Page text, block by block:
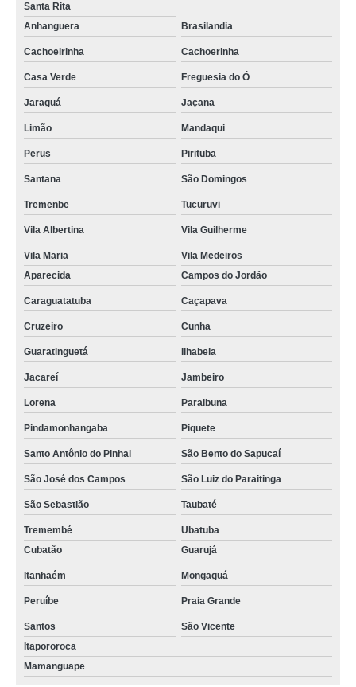
Santa Rita
Anhanguera
Brasilandia
Cachoeirinha Cachoerinha
Casa Verde Freguesia do Ó
Jaraguá Jaçana
Limão Mandaqui
Perus Pirituba
Santana São Domingos
Tremenbe Tucuruvi
Vila Albertina Vila Guilherme
Vila Maria
Vila Medeiros
Aparecida
Campos do Jordão
Caraguatatuba Caçapava
Cruzeiro Cunha
Guaratinguetá Ilhabela
Jacareí Jambeiro
Lorena Paraibuna
Pindamonhangaba Piquete
Santo Antônio do Pinhal São Bento do Sapucaí
São José dos Campos São Luiz do Paraitinga
São Sebastião Taubaté
Tremembé
Ubatuba
Cubatão
Guarujá
Itanhaém Mongaguá
Peruíbe Praia Grande
Santos
São Vicente
Itapororoca
Mamanguape